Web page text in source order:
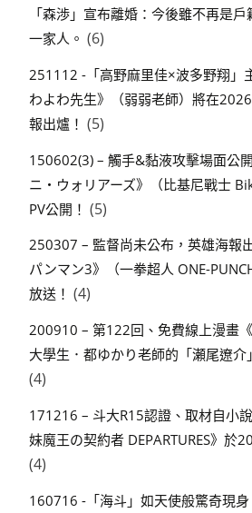
「森渉」宣布離婚：今後雖不再是
一家人。 (6)
251112 -「高野麻里佳×波多野翔」
わよわ先生》（弱弱老師）將在
報出爐！ (5)
150602(3) – 觸手&黏液攻擊場面公
ニ・ウォリアーズ》（比基尼戰士
PV公開！ (5)
250307 – 監督尚未公布，英雄海報
パンマン3》（一拳超人 ONE-
放送！ (4)
200910 – 第122回、免費線上漫畫
大學生．都ゆかり老師的「瀬尾遼介
(4)
171216 – 斗大R15認證、取材自小
妹魔王の契約者 DEPARTURES》於
(4)
160716 -「海斗」如天使般驚奇現